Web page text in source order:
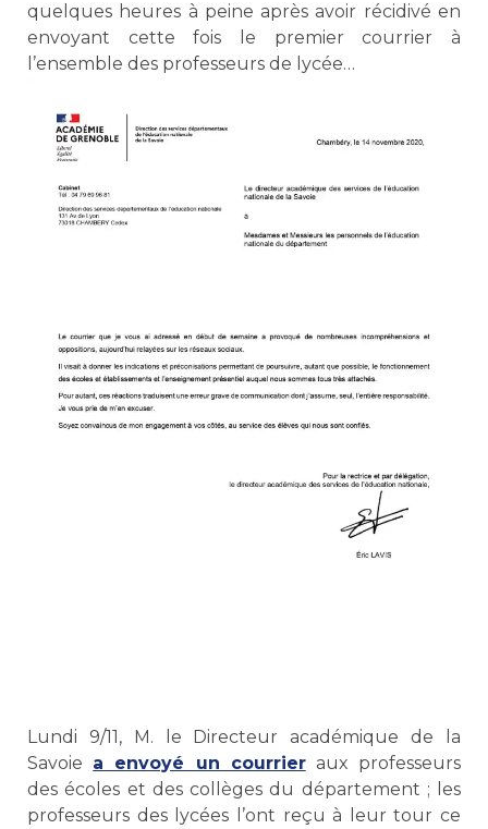
quelques heures à peine après avoir récidivé en
envoyant cette fois le premier courrier à
l’ensemble des professeurs de lycée…
Lundi 9/11, M. le Directeur académique de la
Savoie a envoyé un courrieraux professeurs
des écoles et des collèges du département ; les
professeurs des lycées l’ont reçu à leur tour ce